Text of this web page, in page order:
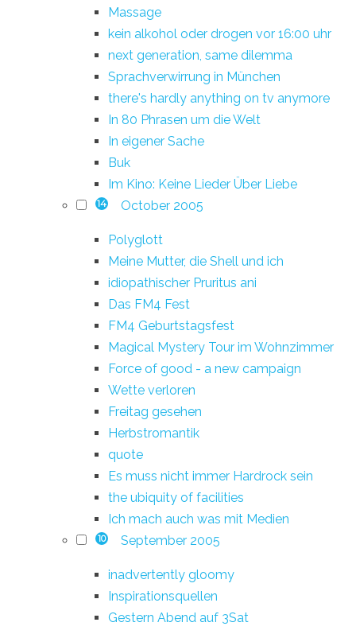
Massage
kein alkohol oder drogen vor 16:00 uhr
next generation, same dilemma
Sprachverwirrung in München
there's hardly anything on tv anymore
In 80 Phrasen um die Welt
In eigener Sache
Buk
Im Kino: Keine Lieder Über Liebe
14 October 2005
Polyglott
Meine Mutter, die Shell und ich
idiopathischer Pruritus ani
Das FM4 Fest
FM4 Geburtstagsfest
Magical Mystery Tour im Wohnzimmer
Force of good - a new campaign
Wette verloren
Freitag gesehen
Herbstromantik
quote
Es muss nicht immer Hardrock sein
the ubiquity of facilities
Ich mach auch was mit Medien
10 September 2005
inadvertently gloomy
Inspirationsquellen
Gestern Abend auf 3Sat